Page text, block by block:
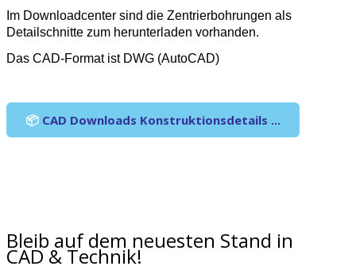
Im Downloadcenter sind die Zentrierbohrungen als
Detailschnitte zum herunterladen vorhanden.
Das CAD-Format ist DWG (AutoCAD)
📦 CAD Downloads Konstruktionsdetails ...
Bleib auf dem neuesten Stand in
CAD & Technik!